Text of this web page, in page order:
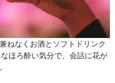
ねなくお酒とソフトドリンク
ほろ酔い気分で、会話に花が